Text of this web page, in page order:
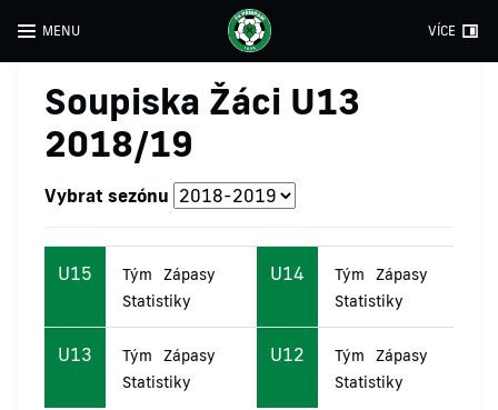
MENU VÍCE
Soupiska Žáci U13
2018/19
Vybrat sezónu
U15 Tým
Zápasy
Statistiky
U14 Tým
Zápasy
Statistiky
U13 Tým
Zápasy
Statistiky
U12 Tým
Zápasy
Statistiky